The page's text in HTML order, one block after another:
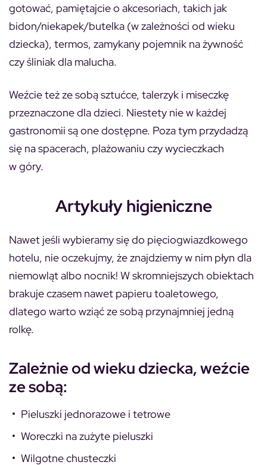
gotować, pamiętajcie o akcesoriach, takich jak
bidon/niekapek/butelka (w zależności od wieku
dziecka), termos, zamykany pojemnik na żywność
czy śliniak dla malucha.
Weźcie też ze sobą sztućce, talerzyk i miseczkę
przeznaczone dla dzieci. Niestety nie w każdej
gastronomii są one dostępne. Poza tym przydadzą
się na spacerach, plażowaniu czy wycieczkach
w góry.
Artykuły higieniczne
Nawet jeśli wybieramy się do pięciogwiazdkowego
hotelu, nie oczekujmy, że znajdziemy w nim płyn dla
niemowląt albo nocnik! W skromniejszych obiektach
brakuje czasem nawet papieru toaletowego,
dlatego warto wziąć ze sobą przynajmniej jedną
rolkę.
Zależnie od wieku dziecka, weźcie
ze sobą:
Pieluszki jednorazowe i tetrowe
Woreczki na zużyte pieluszki
Wilgotne chusteczki